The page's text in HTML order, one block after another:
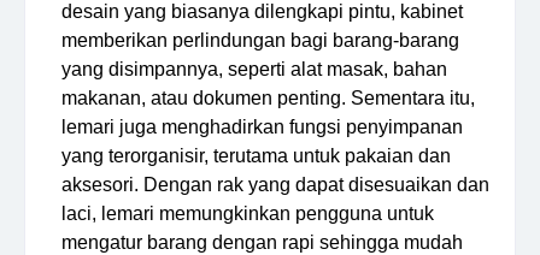
desain yang biasanya dilengkapi pintu, kabinet
memberikan perlindungan bagi barang-barang
yang disimpannya, seperti alat masak, bahan
makanan, atau dokumen penting. Sementara itu,
lemari juga menghadirkan fungsi penyimpanan
yang terorganisir, terutama untuk pakaian dan
aksesori. Dengan rak yang dapat disesuaikan dan
laci, lemari memungkinkan pengguna untuk
mengatur barang dengan rapi sehingga mudah